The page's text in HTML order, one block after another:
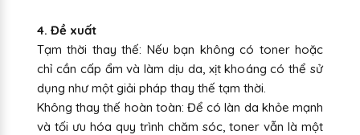
4. Đề xuất
Tạm thời thay thế: Nếu bạn không có toner hoặc
chỉ cần cấp ẩm và làm dịu da, xịt khoáng có thể sử
dụng như một giải pháp thay thế tạm thời.
Không thay thế hoàn toàn: Để có làn da khỏe mạnh
và tối ưu hóa quy trình chăm sóc, toner vẫn là một